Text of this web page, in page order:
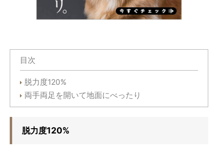
目次
脱力度120%
両手両足を開いて地面にべったり
脱力度120%